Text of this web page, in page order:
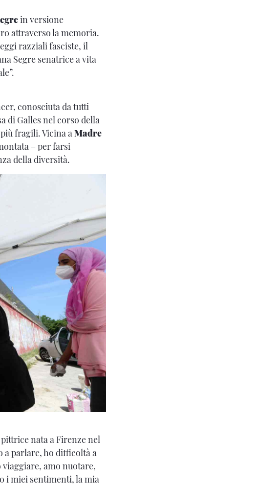
in versione
attraverso la memoria.
razziali fasciste, il
Segre senatrice a vita
conosciuta da tutti
di Galles nel corso della
fragili. Vicina aMadre
– per farsi
della diversità.
nata a Firenze nel
a parlare, ho difficoltà a
amo nuotare,
i miei sentimenti, la mia